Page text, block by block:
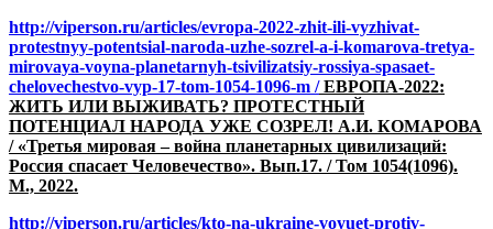
http://viperson.ru/articles/evropa-2022-zhit-ili-vyzhivat-
protestnyy-potentsial-naroda-uzhe-sozrel-a-i-komarova-tretya-
mirovaya-voyna-planetarnyh-tsivilizatsiy-rossiya-spasaet-
chelovechestvo-vyp-17-tom-1054-1096-m /ЕВРОПА-2022:
ЖИТЬ ИЛИ ВЫЖИВАТЬ? ПРОТЕСТНЫЙ
ПОТЕНЦИАЛ НАРОДА УЖЕ СОЗРЕЛ! А.И. КОМАРОВА
/ «Третья мировая – война планетарных цивилизаций:
Россия спасает Человечество». Вып.17. / Том 1054(1096).
М., 2022.
http://viperson.ru/articles/kto-na-ukraine-voyuet-protiv-